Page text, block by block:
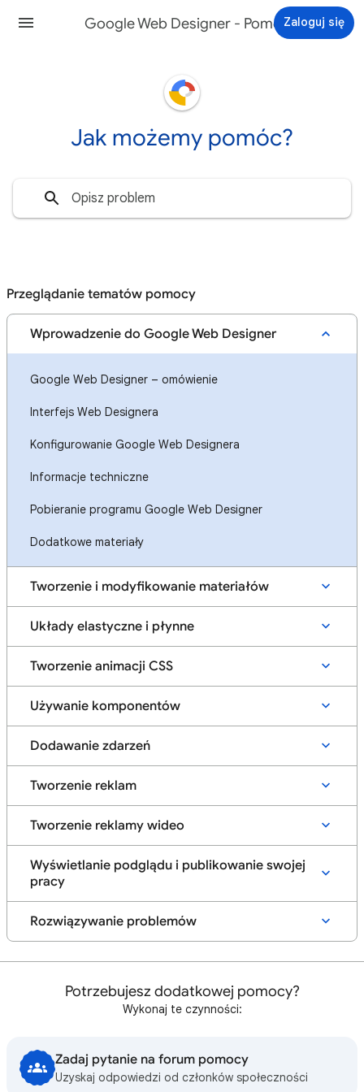
Google Web Designer - PomocZaloguj się
Jak możemy pomóc?
Przeglądanie tematów pomocy
Wprowadzenie do Google Web Designer
Google Web Designer – omówienie
Interfejs Web Designera
Konfigurowanie Google Web Designera
Informacje techniczne
Pobieranie programu Google Web Designer
Dodatkowe materiały
Tworzenie i modyfikowanie materiałów
Układy elastyczne i płynne
Tworzenie animacji CSS
Używanie komponentów
Dodawanie zdarzeń
Tworzenie reklam
Tworzenie reklamy wideo
Wyświetlanie podglądu i publikowanie swojej
pracy
Rozwiązywanie problemów
Potrzebujesz dodatkowej pomocy?
Wykonaj te czynności:
Zadaj pytanie na forum pomocy
Uzyskaj odpowiedzi od członków społeczności